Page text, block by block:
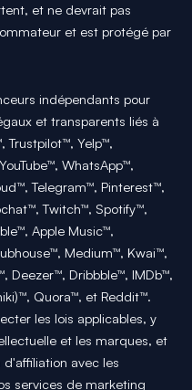
et ne devrait pas
et est protégé par
indépendants pour
et transparents liés à
Trustpilot™, Yelp™,
WhatsApp™,
Telegram™, Pinterest™,
Twitch™, Spotify™,
Apple Music™,
Medium™, Kwai™,
Deezer™, Dribbble™, IMDb™,
Quora™, et Reddit™.
les lois applicables, y
et les marques, et
avec les
services de marketing